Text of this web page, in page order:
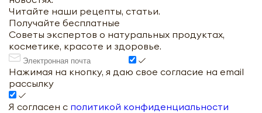
Читайте наши рецепты, статьи.
Получайте бесплатные
Советы экспертов о натуральных продуктах,
косметике, красоте и здоровье.
Нажимая на кнопку, я даю свое согласие на email
рассылку
Я согласен с политикой конфиденциальности